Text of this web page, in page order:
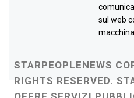
sul web
STARPEOPLENEWS
RIGHTS RESERVED.